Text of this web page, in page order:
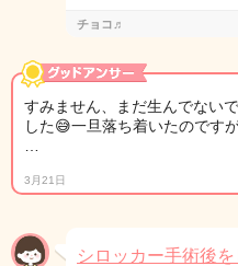
チョコ♬
すみません、まだ生んでない
した😅一旦落ち着いたのです
3月21日
シロッカー手術後